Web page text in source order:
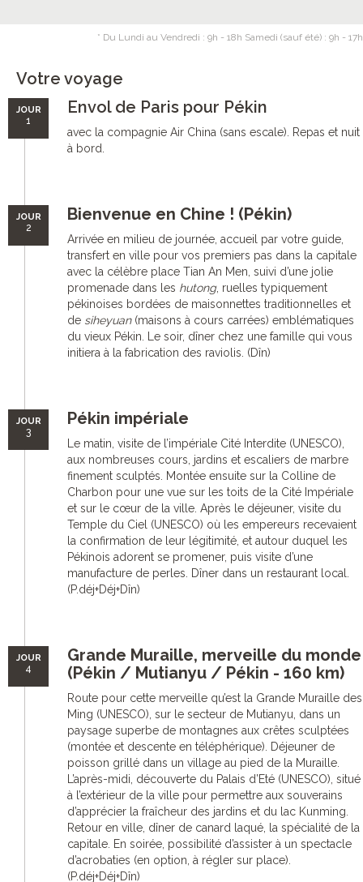
* Du Lundi au Vendredi : 9h - 18h Samedi (sauf été) : 9h - 17h
Votre voyage
JOUR
1
Envol de Paris pour Pékin
avec la compagnie Air China (sans escale). Repas et nuit
à bord.
JOUR
2
Bienvenue en Chine ! (Pékin)
Arrivée en milieu de journée, accueil par votre guide,
transfert en ville pour vos premiers pas dans la capitale
avec la célèbre place Tian An Men, suivi d’une jolie
promenade dans les hutong, ruelles typiquement
pékinoises bordées de maisonnettes traditionnelles et
de siheyuan(maisons à cours carrées) emblématiques
du vieux Pékin. Le soir, dîner chez une famille qui vous
initiera à la fabrication des raviolis. (Dîn)
JOUR
3
Pékin impériale
Le matin, visite de l’impériale Cité Interdite (UNESCO),
aux nombreuses cours, jardins et escaliers de marbre
finement sculptés. Montée ensuite sur la Colline de
Charbon pour une vue sur les toits de la Cité Impériale
et sur le cœur de la ville. Après le déjeuner, visite du
Temple du Ciel (UNESCO) où les empereurs recevaient
la confirmation de leur légitimité, et autour duquel les
Pékinois adorent se promener, puis visite d’une
manufacture de perles. Dîner dans un restaurant local.
(P.déj+Déj+Dîn)
JOUR
4
Grande Muraille, merveille du monde
(Pékin / Mutianyu / Pékin - 160 km)
Route pour cette merveille qu’est la Grande Muraille des
Ming (UNESCO), sur le secteur de Mutianyu, dans un
paysage superbe de montagnes aux crêtes sculptées
(montée et descente en téléphérique). Déjeuner de
poisson grillé dans un village au pied de la Muraille.
L’après-midi, découverte du Palais d’Eté (UNESCO), situé
à l’extérieur de la ville pour permettre aux souverains
d’apprécier la fraîcheur des jardins et du lac Kunming.
Retour en ville, dîner de canard laqué, la spécialité de la
capitale. En soirée, possibilité d’assister à un spectacle
d’acrobaties (en option, à régler sur place).
(P.déj+Déj+Dîn)